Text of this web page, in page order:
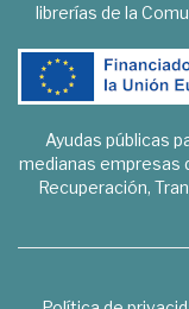
librerías de la
Ayudas públicas
medianas empresas
Recuperación,